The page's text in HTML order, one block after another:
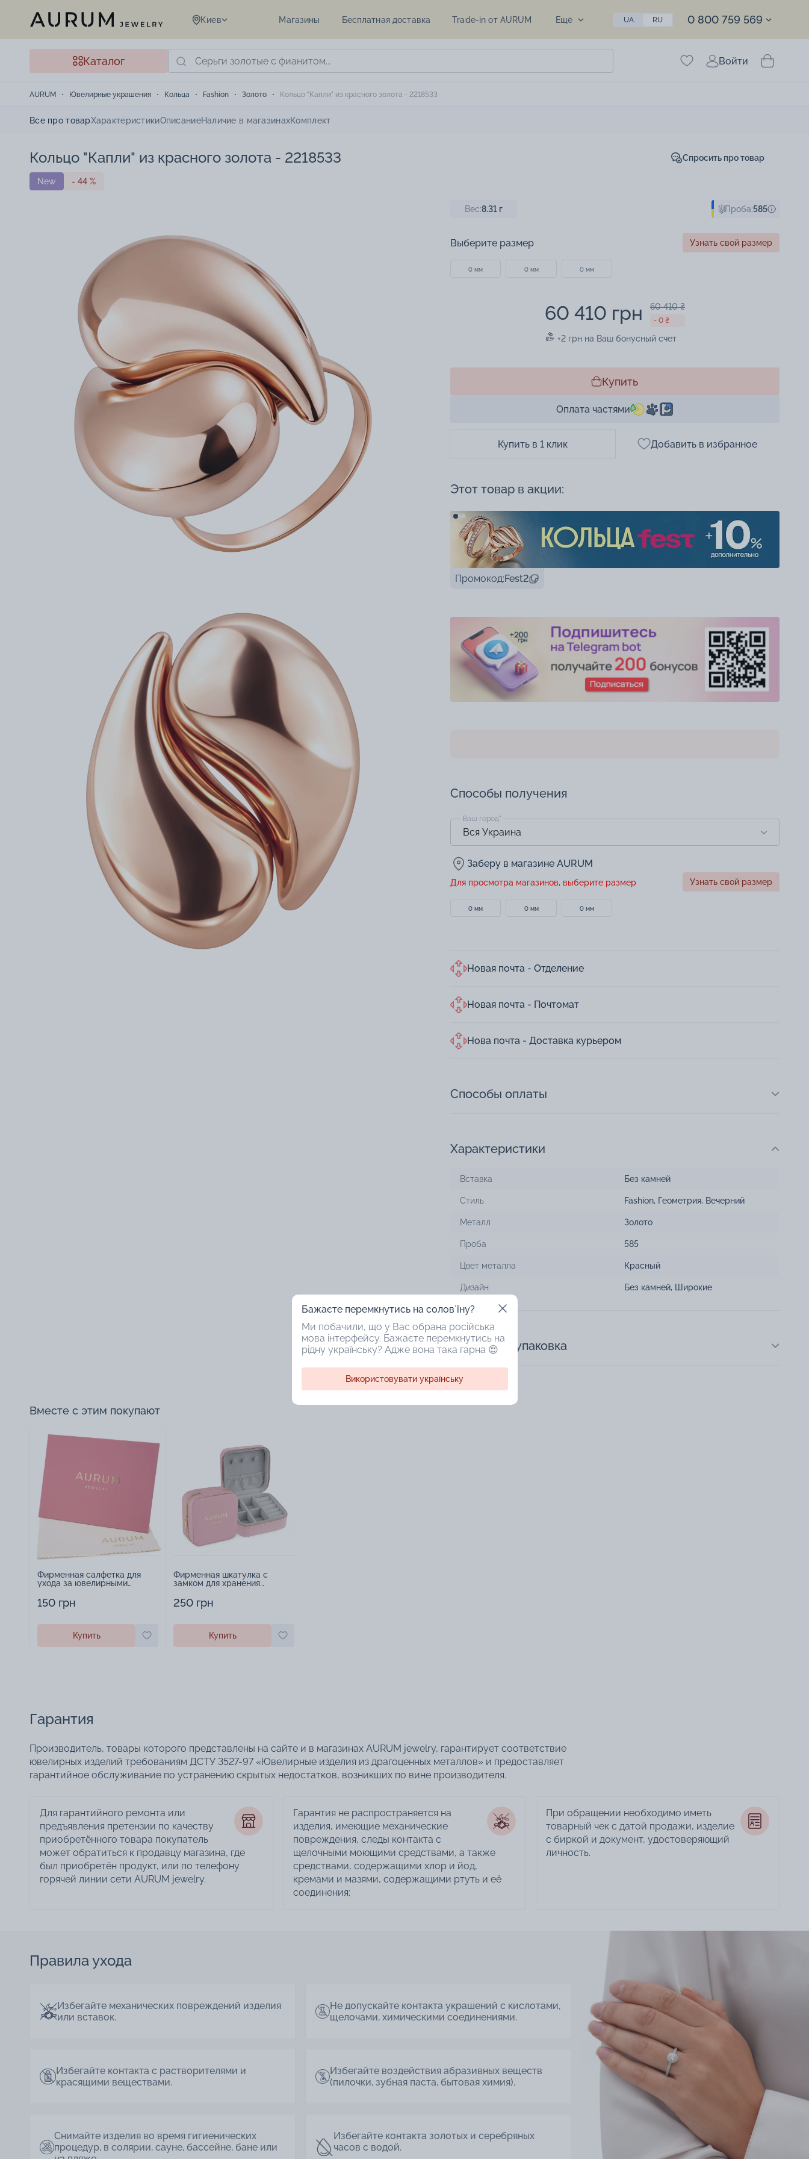
Киев Магазины Бесплатная доставка Trade-in от AURUM Ещё UA RU 0 800 759 569
Каталог Войти
AURUM Ювелирные украшения Кольца Fashion Золото Кольцо "Капли" из красного золота - 2218533
Все про товарХарактеристикиОписаниеНаличие в магазинахКомплект
Кольцо "Капли" из красного золота - 2218533
New - 44 %
Спросить про товар
Вес:8.31 г Проба:585
Выберите размер Узнать свой размер
0 мм 0 мм 0 мм
60 410 грн 60 410 ₴
- 0 ₴
+2 грн на Ваш бонусный счет
Купить
Оплата частями
Купить в 1 клик Добавить в избранное
Этот товар в акции:
Промокод:Fest2
Способы получения
Ваш город*
Заберу в магазине AURUM
Для просмотра магазинов, выберите размер Узнать свой размер
0 мм 0 мм 0 мм
Новая почта - Отделение
Новая почта - Почтомат
Нова почта - Доставка курьером
Способы оплаты
Характеристики
Вставка Без камней
Стиль Fashion, Геометрия, Вечерний
Металл Золото
Проба 585
Цвет металла Красный
Дизайн Без камней, Широкие
Доступная упаковка
Вместе с этим покупают
Фирменная салфетка для
ухода за ювелирными
150 грн
Купить
Фирменная шкатулка с
замком для хранения
250 грн
Купить
Гарантия
Производитель, товары которого представлены на сайте и в магазинах AURUM jewelry, гарантирует соответствие
ювелирных изделий требованиям ДСТУ 3527-97 «Ювелирные изделия из драгоценных металлов» и предоставляет
гарантийное обслуживание по устранению скрытых недостатков, возникших по вине производителя.
Для гарантийного ремонта или
предъявления претензии по качеству
приобретённого товара покупатель
может обратиться к продавцу магазина, где
был приобретён продукт, или по телефону
горячей линии сети AURUM jewelry.
Гарантия не распространяется на
изделия, имеющие механические
повреждения, следы контакта с
щелочными моющими средствами, а также
средствами, содержащими хлор и йод,
кремами и мазями, содержащими ртуть и её
соединения;
При обращении необходимо иметь
товарный чек с датой продажи, изделие
с биркой и документ, удостоверяющий
личность.
Правила ухода
Избегайте механических повреждений изделия
или вставок.
Не допускайте контакта украшений с кислотами,
щелочами, химическими соединениями.
Избегайте контакта с растворителями и
красящими веществами.
Избегайте воздействия абразивных веществ
(пилочки, зубная паста, бытовая химия).
Снимайте изделия во время гигиенических
процедур, в солярии, сауне, бассейне, бане или
Избегайте контакта золотых и серебряных
часов с водой.
Бажаєте перемкнутись на соловʼїну?
Ми побачили, що у Вас обрана російська
мова інтерфейсу. Бажаєте перемкнутись на
рідну українську? Адже вона така гарна 😍
Використовувати українську